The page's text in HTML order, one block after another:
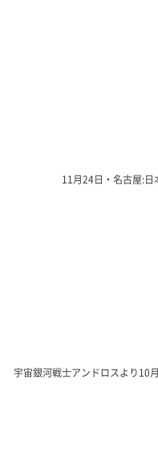
11月24日・名古屋:日
宇宙銀河戦士アンドロスより10